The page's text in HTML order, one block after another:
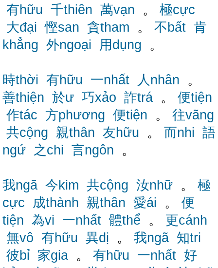
有hữu 千thiên 萬vạn 。 極cực
大đại 慳san 貪tham 。 不bất 肯
khẳng 外ngoại 用dụng 。
時thời 有hữu 一nhất 人nhân 。
善thiện 於ư 巧xảo 詐trá 。 便tiện
作tác 方phương 便tiện 。 往vãng
共cộng 親thân 友hữu 。 而nhi 語
ngứ 之chi 言ngôn 。
我ngã 今kim 共cộng 汝nhữ 。 極
cực
成thành 親thân 愛ái 。 便
tiện 為vi 一nhất 體thể 。 更cánh
無vô 有hữu 異dị 。 我ngã 知tri
彼bỉ 家gia 。 有hữu 一nhất 好